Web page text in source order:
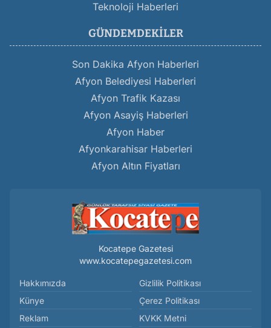
Teknoloji Haberleri
GÜNDEMDEKILER
Son Dakika Afyon Haberleri
Afyon Belediyesi Haberleri
Afyon Trafik Kazası
Afyon Asayiş Haberleri
Afyon Haber
Afyonkarahisar Haberleri
Afyon Altın Fiyatları
Kocatepe Gazetesi
www.kocatepegazetesi.com
Hakkımızda
Künye
Reklam
Gizlilik Politikası
Çerez Politikası
KVKK Metni